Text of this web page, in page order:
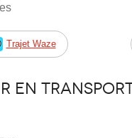
Trajet Waze
en